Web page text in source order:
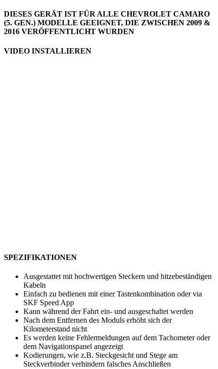
DIESES GERÄT IST FÜR ALLE CHEVROLET CAMARO
(5. GEN.) MODELLE GEEIGNET, DIE ZWISCHEN 2009 &
2016 VERÖFFENTLICHT WURDEN
VIDEO INSTALLIEREN
SPEZIFIKATIONEN
Ausgestattet mit hochwertigen Steckern und hitzebeständigen
Kabeln
Einfach zu bedienen mit einer Tastenkombination oder via
SKF Speed App
Kann während der Fahrt ein- und ausgeschaltet werden
Nach dem Entfernen des Moduls erhöht sich der
Kilometerstand nicht
Es werden keine Fehlermeldungen auf dem Tachometer oder
dem Navigationspanel angezeigt
Kodierungen, wie z.B. Steckgesicht und Stege am
Steckverbinder verhindern falsches Anschließen